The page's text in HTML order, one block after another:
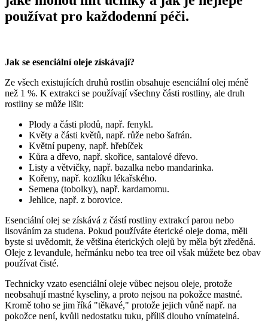
používat pro každodenní péči.
Jak se esenciální oleje získávají?
Ze všech existujících druhů rostlin obsahuje esenciální olej méně
než 1 %. K extrakci se používají všechny části rostliny, ale druh
rostliny se může lišit:
Plody a části plodů, např. fenykl.
Květy a části květů, např. růže nebo šafrán.
Květní pupeny, např. hřebíček
Kůra a dřevo, např. skořice, santalové dřevo.
Listy a větvičky, např. bazalka nebo mandarinka.
Kořeny, např. kozlíku lékařského.
Semena (tobolky), např. kardamomu.
Jehlice, např. z borovice.
Esenciální olej se získává z částí rostliny extrakcí parou nebo
lisováním za studena. Pokud používáte éterické oleje doma, měli
byste si uvědomit, že většina éterických olejů by měla být zředěná.
Oleje z levandule, heřmánku nebo tea tree oil však můžete bez obav
používat čisté.
Technicky vzato esenciální oleje vůbec nejsou oleje, protože
neobsahují mastné kyseliny, a proto nejsou na pokožce mastné.
Kromě toho se jim říká "těkavé," protože jejich vůně např. na
pokožce není, kvůli nedostatku tuku, příliš dlouho vnímatelná.